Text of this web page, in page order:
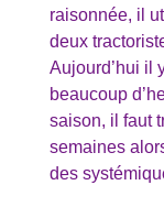
raisonnée, il
deux
Aujourd’hui il
beaucoup
saison, il faut
semaines
des